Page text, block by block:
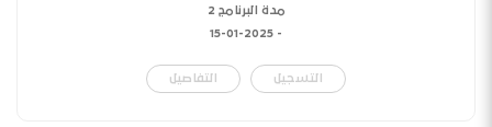
مدة البرنامج 2
-
15-01-2025
التسجيل التفاصيل